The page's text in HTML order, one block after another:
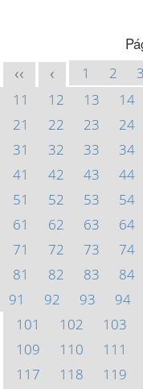
<< < 1 2 3
11
12 13 14
21
22 23 24
31
32 33 34
41
42 43 44
51
52 53 54
61
62 63 64
71
72 73 74
81
82 83 84
91
92 93 94
101
102 103
109
110 111
117
118 119